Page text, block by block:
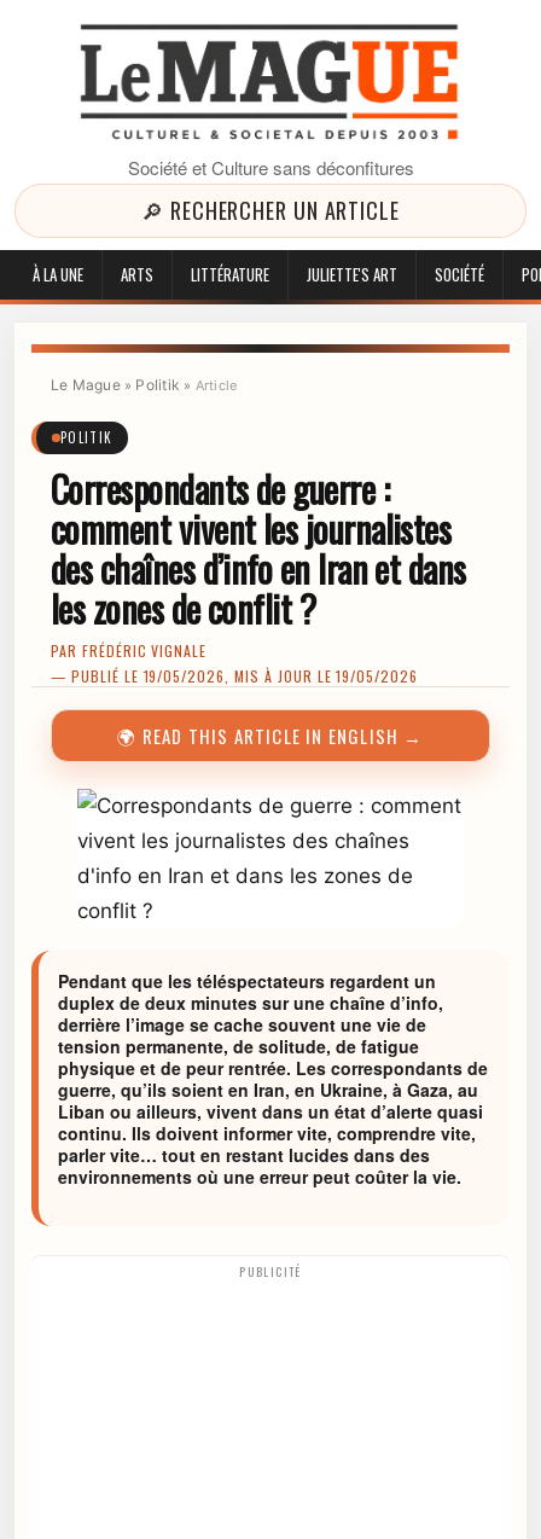
Société et Culture sans déconfitures
🔎 RECHERCHER UN ARTICLE
À LA UNE ARTS LITTÉRATURE JULIETTE'S ART SOCIÉTÉ
Le Mague» Politik » Article
POLITIK
Correspondants de guerre :
comment vivent les journalistes
des chaînes d’info en Iran et dans
les zones de conflit ?
PAR FRÉDÉRIC VIGNALE
— PUBLIÉ LE 19/05/2026, MIS À JOUR LE 19/05/2026
🌍 READ THIS ARTICLE IN ENGLISH →
Pendant que les téléspectateurs regardent un
duplex de deux minutes sur une chaîne d’info,
derrière l’image se cache souvent une vie de
tension permanente, de solitude, de fatigue
physique et de peur rentrée. Les correspondants de
guerre, qu’ils soient en Iran, en Ukraine, à Gaza, au
Liban ou ailleurs, vivent dans un état d’alerte quasi
continu. Ils doivent informer vite, comprendre vite,
parler vite… tout en restant lucides dans des
environnements où une erreur peut coûter la vie.
PUBLICITÉ